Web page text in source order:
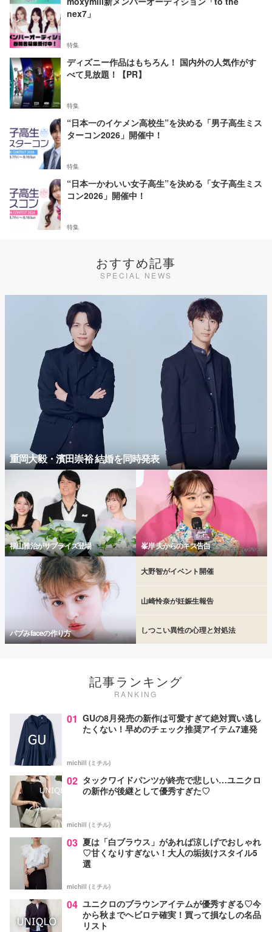
nex7」
特集
ディズニー作品はもちろん！ 国内外の人気作がす
べて見放題！【PR】
特集
“日本一のイケメン高校生”を決める「男子高生ミス
ターコン2026」開催中！
特集
“日本一かわいい女子高生”を決める「女子高生ミス
コン2026」開催中！
特集
おすすめ記事
SPECIAL NEWS
重岡大毅・濱田崇裕 結婚を同時発表
福山雅治がサプライズ登場 峯岸 夫からのキス告白
バブみfaceの作り方
大野智がイベント開催
山崎怜奈が妊娠生報告
しつこい異性の心理と対処法
記事ランキング
RANKING
01 GUの8月発売の新作は可愛すぎて絶対買い逃し
たくない！早めのチェック推奨アイテム7連発
michill (ミチル)
02 タックワイドパンツが終売で悲しい…ユニクロ
の新作が後継として優秀すぎた♡
michill (ミチル)
03 夏は「白ブラウス」があれば涼しげでおしゃれ
♡甘くなりすぎない！大人の垢抜けスタイル5
選
michill (ミチル)
04 ユニクロのブラウンアイテムが優秀すぎる♡今
から秋までヘビロテ確実！買って損なしの名品
リスト